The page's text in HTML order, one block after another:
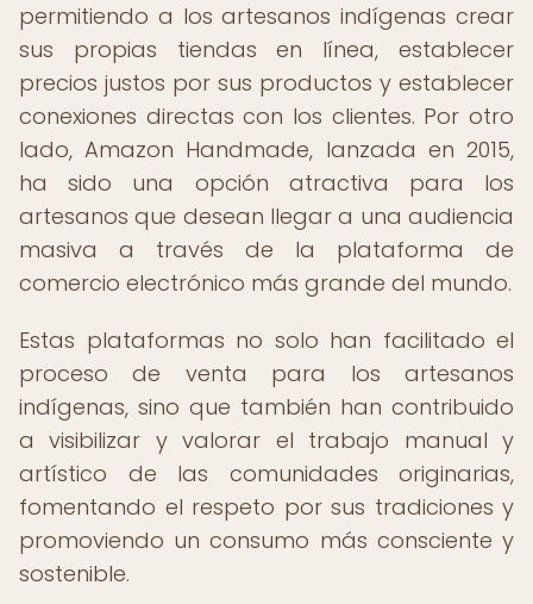
permitiendo a los artesanos indígenas crear
sus propias tiendas en línea, establecer
precios justos por sus productos y establecer
conexiones directas con los clientes. Por otro
lado, Amazon Handmade, lanzada en 2015,
ha sido una opción atractiva para los
artesanos que desean llegar a una audiencia
masiva a través de la plataforma de
comercio electrónico más grande del mundo.
Estas plataformas no solo han facilitado el
proceso de venta para los artesanos
indígenas, sino que también han contribuido
a visibilizar y valorar el trabajo manual y
artístico de las comunidades originarias,
fomentando el respeto por sus tradiciones y
promoviendo un consumo más consciente y
sostenible.